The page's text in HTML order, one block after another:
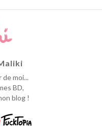
de moi...
BD,
blog !